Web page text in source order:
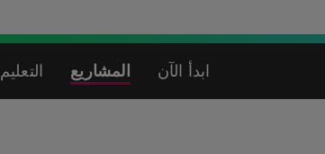
ابدأ الآن المشاريع التعليم